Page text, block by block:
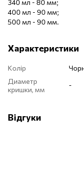
340 мл - 80 мм;
400 мл - 90 мм;
500 мл - 90 мм.
Характеристики
Колір
Диаметр
кришки, мм
-
Відгуки